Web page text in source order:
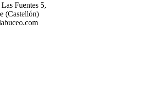
Fuentes 5,
(Castellón)